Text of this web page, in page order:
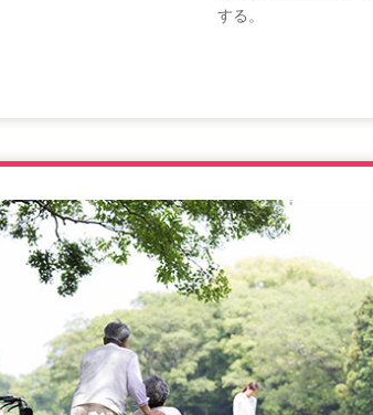
する。